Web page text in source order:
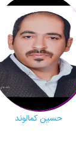
حسین کمالوند